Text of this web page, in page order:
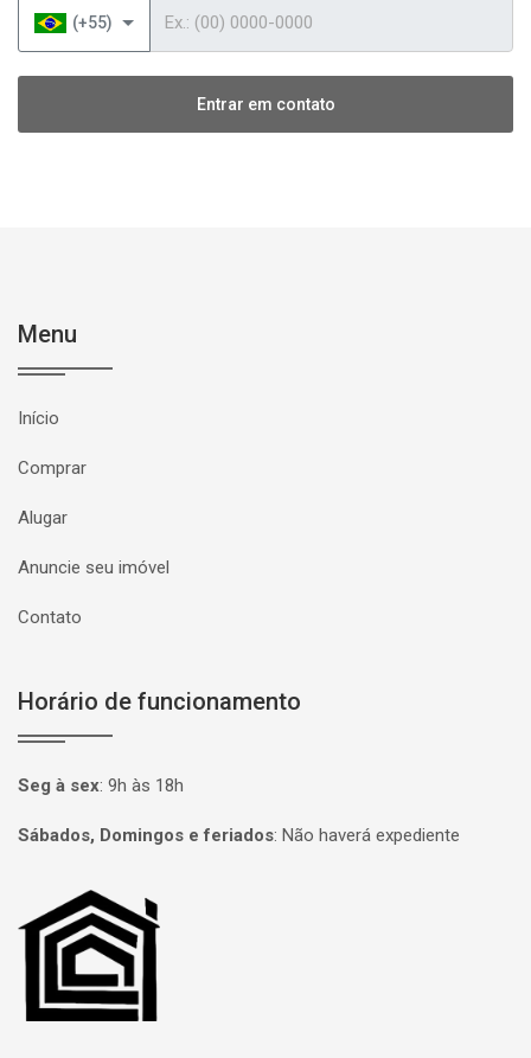
(+55)
Entrar em contato
Menu
Início
Comprar
Alugar
Anuncie seu imóvel
Contato
Horário de funcionamento
Seg à sex: 9h às 18h
Sábados, Domingos e feriados: Não haverá expediente
Página inicial